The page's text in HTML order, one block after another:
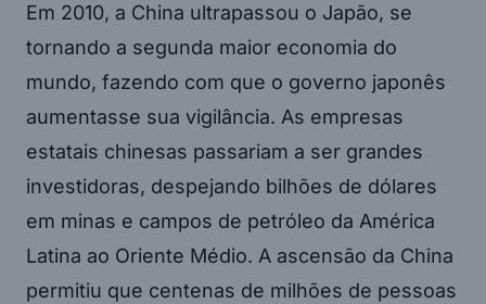
Em 2010, a China ultrapassou o Japão, se
tornando a segunda maior economia do
mundo, fazendo com que o governo japonês
aumentasse sua vigilância. As empresas
estatais chinesas passariam a ser grandes
investidoras, despejando bilhões de dólares
em minas e campos de petróleo da América
Latina ao Oriente Médio. A ascensão da China
permitiu que centenas de milhões de pessoas